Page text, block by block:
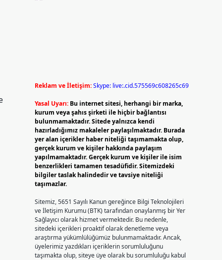
Reklam ve İletişim:Skype: live:.cid.575569c608265c69
Yasal Uyarı: Bu internet sitesi, herhangi bir marka,
kurum veya şahıs şirketi ile hiçbir bağlantısı
bulunmamaktadır. Sitede yalnızca kendi
hazırladığımız makaleler paylaşılmaktadır. Burada
yer alan içerikler haber niteliği taşımamakta olup,
gerçek kurum ve kişiler hakkında paylaşım
yapılmamaktadır. Gerçek kurum ve kişiler ile isim
benzerlikleri tamamen tesadüfidir. Sitemizdeki
bilgiler taslak halindedir ve tavsiye niteliği
taşımazlar.
Sitemiz, 5651 Sayılı Kanun gereğince Bilgi Teknolojileri
ve İletişim Kurumu (BTK) tarafından onaylanmış bir Yer
Sağlayıcı olarak hizmet vermektedir. Bu nedenle,
sitedeki içerikleri proaktif olarak denetleme veya
araştırma yükümlülüğümüz bulunmamaktadır. Ancak,
üyelerimiz yazdıkları içeriklerin sorumluluğunu
taşımakta olup, siteye üye olarak bu sorumluluğu kabul